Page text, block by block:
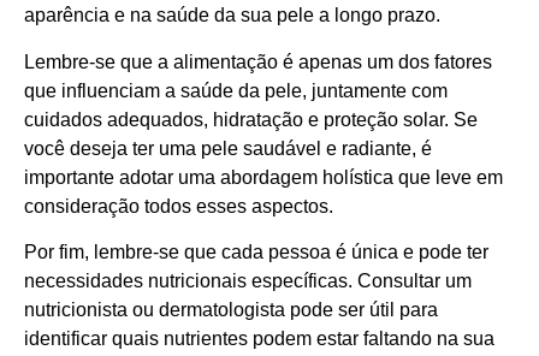
aparência e na saúde da sua pele a longo prazo.
Lembre-se que a alimentação é apenas um dos fatores
que influenciam a saúde da pele, juntamente com
cuidados adequados, hidratação e proteção solar. Se
você deseja ter uma pele saudável e radiante, é
importante adotar uma abordagem holística que leve em
consideração todos esses aspectos.
Por fim, lembre-se que cada pessoa é única e pode ter
necessidades nutricionais específicas. Consultar um
nutricionista ou dermatologista pode ser útil para
identificar quais nutrientes podem estar faltando na sua